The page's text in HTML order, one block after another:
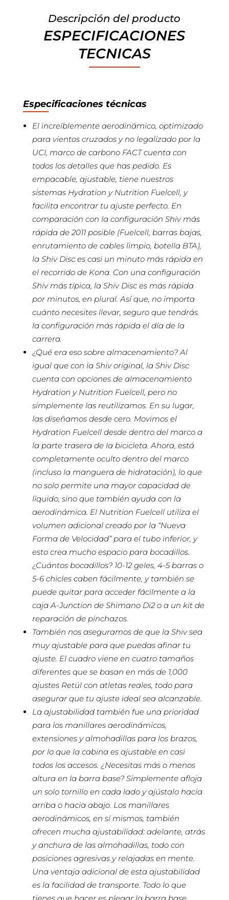
Descripción del producto
ESPECIFICACIONES
TECNICAS
Especificaciones técnicas
El increíblemente aerodinámico, optimizado
para vientos cruzados y no legalizado por la
UCI, marco de carbono FACT cuenta con
todos los detalles que has pedido. Es
empacable, ajustable, tiene nuestros
sistemas Hydration y Nutrition Fuelcell, y
facilita encontrar tu ajuste perfecto. En
comparación con la configuración Shiv más
rápida de 2011 posible (Fuelcell, barras bajas,
enrutamiento de cables limpio, botella BTA),
la Shiv Disc es casi un minuto más rápida en
el recorrido de Kona. Con una configuración
Shiv más típica, la Shiv Disc es más rápida
por minutos, en plural. Así que, no importa
cuánto necesites llevar, seguro que tendrás
la configuración más rápida el día de la
carrera.
¿Qué era eso sobre almacenamiento? Al
igual que con la Shiv original, la Shiv Disc
cuenta con opciones de almacenamiento
Hydration y Nutrition Fuelcell, pero no
simplemente las reutilizamos. En su lugar,
las diseñamos desde cero. Movimos el
Hydration Fuelcell desde dentro del marco a
la parte trasera de la bicicleta. Ahora, está
completamente oculto dentro del marco
(incluso la manguera de hidratación), lo que
no solo permite una mayor capacidad de
líquido, sino que también ayuda con la
aerodinámica. El Nutrition Fuelcell utiliza el
volumen adicional creado por la “Nueva
Forma de Velocidad” para el tubo inferior, y
esto crea mucho espacio para bocadillos.
¿Cuántos bocadillos? 10-12 geles, 4-5 barras o
5-6 chicles caben fácilmente, y también se
puede quitar para acceder fácilmente a la
caja A-Junction de Shimano Di2 o a un kit de
reparación de pinchazos.
También nos aseguramos de que la Shiv sea
muy ajustable para que puedas afinar tu
ajuste. El cuadro viene en cuatro tamaños
diferentes que se basan en más de 1,000
ajustes Retül con atletas reales, todo para
asegurar que tu ajuste ideal sea alcanzable.
La ajustabilidad también fue una prioridad
para los manillares aerodinámicos,
extensiones y almohadillas para los brazos,
por lo que la cabina es ajustable en casi
todos los accesos. ¿Necesitas más o menos
altura en la barra base? Simplemente afloja
un solo tornillo en cada lado y ajústalo hacia
arriba o hacia abajo. Los manillares
aerodinámicos, en sí mismos, también
ofrecen mucha ajustabilidad: adelante, atrás
y anchura de las almohadillas, todo con
posiciones agresivas y relajadas en mente.
Una ventaja adicional de esta ajustabilidad
es la facilidad de transporte. Todo lo que